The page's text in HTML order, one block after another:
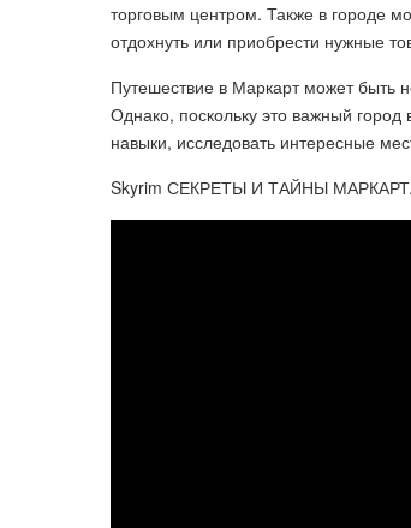
торговым центром. Также в городе
отдохнуть или приобрести нужные
Путешествие в Маркарт может быть
Однако, поскольку это важный город
навыки, исследовать интересные
Skyrim СЕКРЕТЫ И ТАЙНЫ